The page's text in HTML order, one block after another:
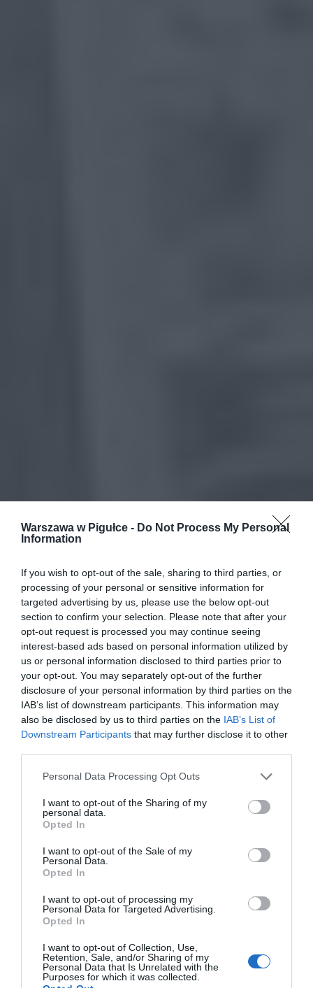
Warszawa w Pigułce - Do Not Process My Personal
Information
If you wish to opt-out of the sale, sharing to third parties, or
processing of your personal or sensitive information for
targeted advertising by us, please use the below opt-out
section to confirm your selection. Please note that after your
opt-out request is processed you may continue seeing
interest-based ads based on personal information utilized by
us or personal information disclosed to third parties prior to
your opt-out. You may separately opt-out of the further
disclosure of your personal information by third parties on the
IAB’s list of downstream participants. This information may
also be disclosed by us to third parties on the IAB’s List of
Downstream Participants that may further disclose it to other
Personal Data Processing Opt Outs
I want to opt-out of the Sharing of my
personal data.
Opted In
I want to opt-out of the Sale of my
Personal Data.
Opted In
I want to opt-out of processing my
Personal Data for Targeted Advertising.
Opted In
I want to opt-out of Collection, Use,
Retention, Sale, and/or Sharing of my
Personal Data that Is Unrelated with the
Purposes for which it was collected.